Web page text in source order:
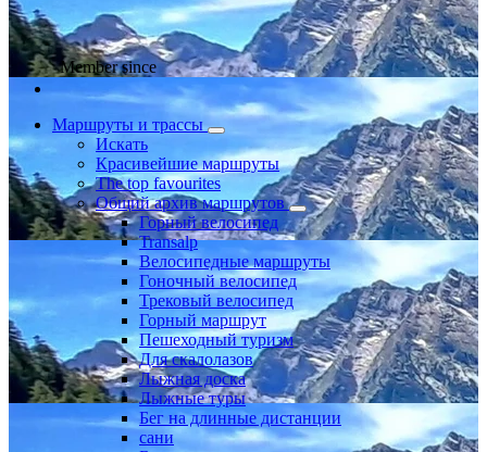
Member since
Маршруты и трассы
Искать
Красивейшие маршруты
The top favourites
Общий архив маршрутов
Горный велосипед
Transalp
Велосипедные маршруты
Гоночный велосипед
Трековый велосипед
Горный маршрут
Пешеходный туризм
Для скалолазов
Лыжная доска
Лыжные туры
Бег на длинные дистанции
сани